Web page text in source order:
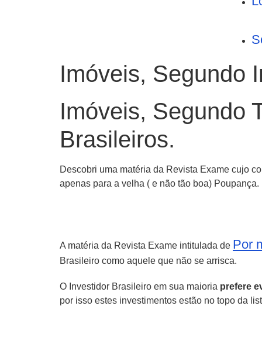
Imóveis, Segundo
Imóveis, Segundo
Brasileiros.
Descobri uma matéria da Revista Exame cujo
apenas para a velha ( e não tão boa) Poupança.
A matéria da Revista Exame intitulada de Por
Brasileiro como aquele que não se arrisca.
O Investidor Brasileiro em sua maioria prefere
por isso estes investimentos estão no topo da